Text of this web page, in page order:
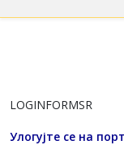
LOGINFORMSR
Улогујте се на